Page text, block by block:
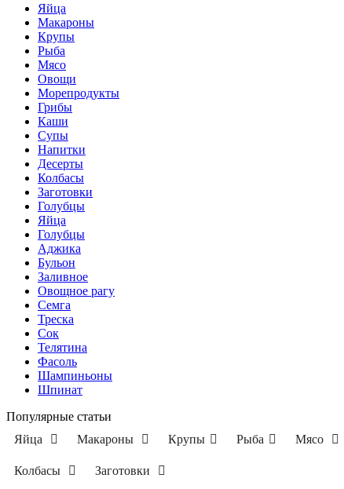
Яйца
Макароны
Крупы
Рыба
Мясо
Овощи
Морепродукты
Грибы
Каши
Супы
Напитки
Десерты
Колбасы
Заготовки
Голубцы
Яйца
Голубцы
Аджика
Бульон
Заливное
Овощное рагу
Семга
Треска
Сок
Телятина
Фасоль
Шампиньоны
Шпинат
Популярные статьи
Яйца
Макароны Крупы Рыба Мясо
Колбасы
Заготовки